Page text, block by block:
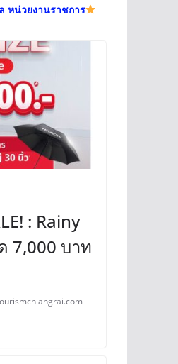
หน่วยงานราชการ
: Rainy
7,000 บาท